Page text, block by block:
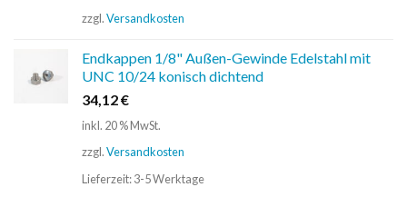
zzgl.Versandkosten
Endkappen 1/8" Außen-Gewinde Edelstahl mit
UNC 10/24 konisch dichtend
34,12€
inkl. 20 % MwSt.
zzgl.Versandkosten
Lieferzeit:3-5 Werktage